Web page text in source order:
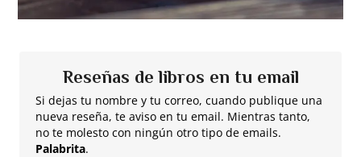
Reseñas de libros en tu email
Si dejas tu nombre y tu correo, cuando publique una
nueva reseña, te aviso en tu email. Mientras tanto,
no te molesto con ningún otro tipo de emails.
Palabrita.